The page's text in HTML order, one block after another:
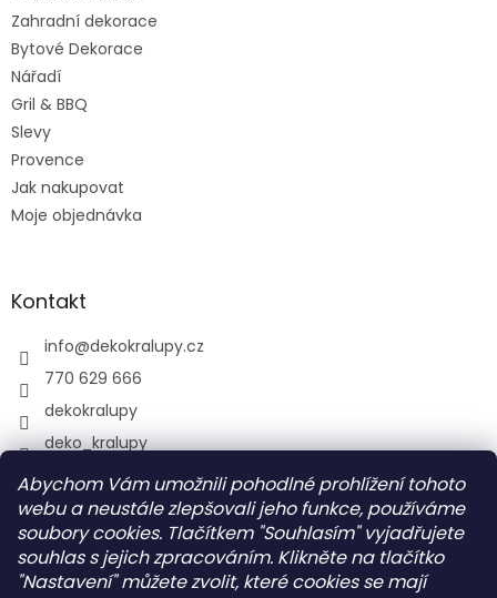
Abychom Vám umožnili pohodlné prohlížení tohoto
webu a neustále zlepšovali jeho funkce, používáme
soubory cookies. Tlačítkem "Souhlasím" vyjadřujete
souhlas s jejich zpracováním. Klikněte na tlačítko
"Nastavení" můžete zvolit, které cookies se mají
Zahradní dekorace
Bytové Dekorace
Nářadí
Gril & BBQ
Slevy
Provence
Jak nakupovat
Moje objednávka
Kontakt
info@dekokralupy.cz
770 629 666
dekokralupy
deko_kralupy
Vyhledávání
HLEDAT